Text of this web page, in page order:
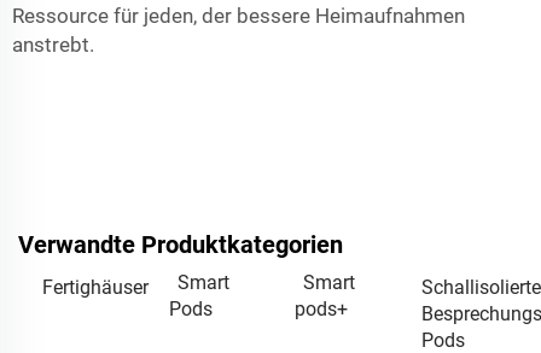
Ressource für jeden, der bessere Heimaufnahmen
anstrebt.
Verwandte Produktkategorien
Fertighäuser
Smart
Pods
Smart
pods+
Schallisolierte
Pods